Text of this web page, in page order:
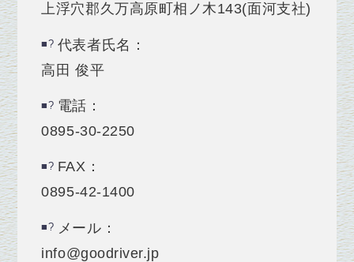
上浮穴郡久万高原町相ノ木143(面河支社)
代表者氏名：
高田 俊平
電話：
0895-30-2250
FAX：
0895-42-1400
メール：
info@goodriver.jp